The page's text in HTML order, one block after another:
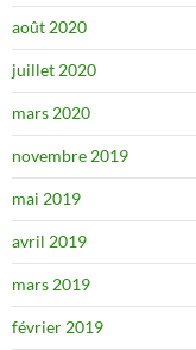
août 2020
juillet 2020
mars 2020
novembre 2019
mai 2019
avril 2019
mars 2019
février 2019